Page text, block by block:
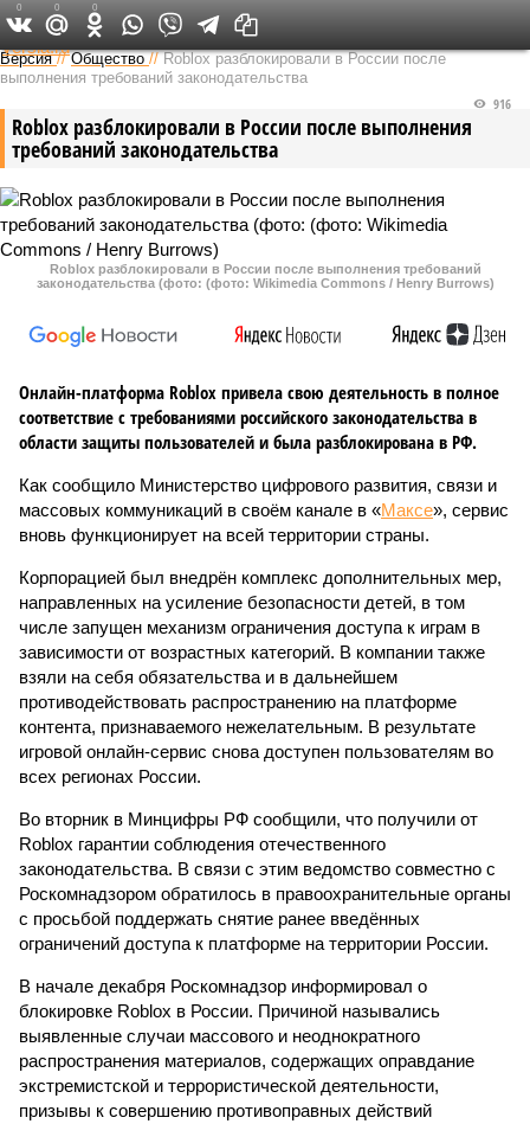
Федеральный выпуск
Версия //Общество //Roblox разблокировали в России после
выполнения требований законодательства
Roblox разблокировали в России после выполнения
требований законодательства
916
Roblox разблокировали в России после выполнения требований
законодательства (фото: (фото: Wikimedia Commons / Henry Burrows)
Онлайн-платформа Roblox привела свою деятельность в полное
соответствие с требованиями российского законодательства в
области защиты пользователей и была разблокирована в РФ.
Как сообщило Министерство цифрового развития, связи и
массовых коммуникаций в своём канале в «Максе», сервис
вновь функционирует на всей территории страны.
Корпорацией был внедрён комплекс дополнительных мер,
направленных на усиление безопасности детей, в том
числе запущен механизм ограничения доступа к играм в
зависимости от возрастных категорий. В компании также
взяли на себя обязательства и в дальнейшем
противодействовать распространению на платформе
контента, признаваемого нежелательным. В результате
игровой онлайн-сервис снова доступен пользователям во
всех регионах России.
Во вторник в Минцифры РФ сообщили, что получили от
Roblox гарантии соблюдения отечественного
законодательства. В связи с этим ведомство совместно с
Роскомнадзором обратилось в правоохранительные органы
с просьбой поддержать снятие ранее введённых
ограничений доступа к платформе на территории России.
В начале декабря Роскомнадзор информировал о
блокировке Roblox в России. Причиной назывались
выявленные случаи массового и неоднократного
распространения материалов, содержащих оправдание
экстремистской и террористической деятельности,
призывы к совершению противоправных действий
0 0 0